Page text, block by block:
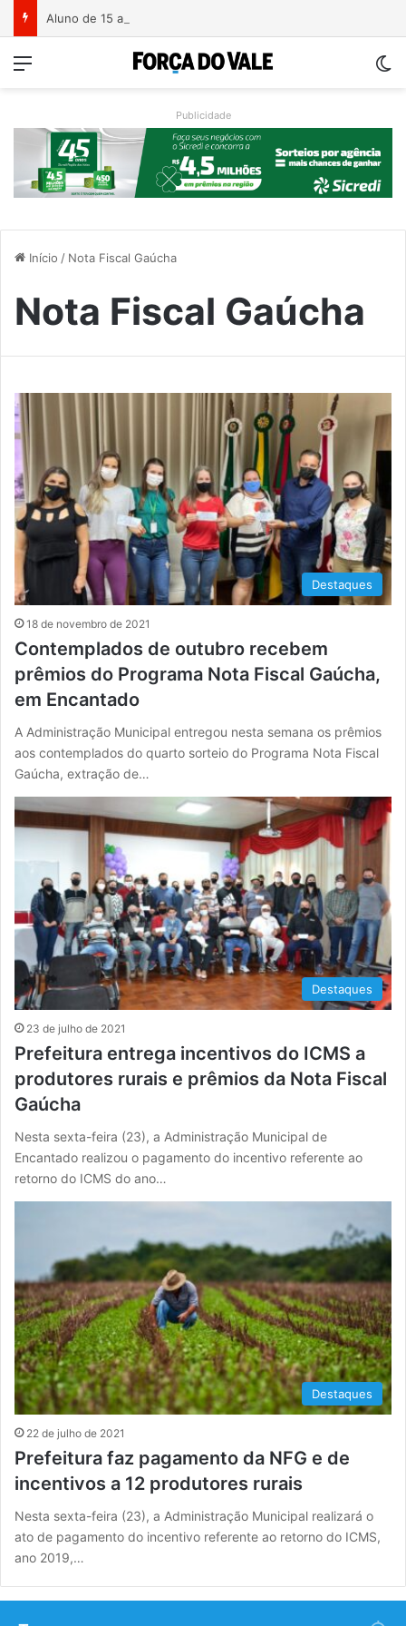
Menu
Publicidade
Início / Nota Fiscal Gaúcha
Nota Fiscal Gaúcha
Destaques
18 de novembro de 2021
Contemplados de outubro recebem
prêmios do Programa Nota Fiscal Gaúcha,
em Encantado
A Administração Municipal entregou nesta semana os prêmios
aos contemplados do quarto sorteio do Programa Nota Fiscal
Gaúcha, extração de…
Destaques
23 de julho de 2021
Prefeitura entrega incentivos do ICMS a
produtores rurais e prêmios da Nota Fiscal
Gaúcha
Nesta sexta-feira (23), a Administração Municipal de
Encantado realizou o pagamento do incentivo referente ao
retorno do ICMS do ano…
Destaques
22 de julho de 2021
Prefeitura faz pagamento da NFG e de
incentivos a 12 produtores rurais
Nesta sexta-feira (23), a Administração Municipal realizará o
ato de pagamento do incentivo referente ao retorno do ICMS,
ano 2019,…